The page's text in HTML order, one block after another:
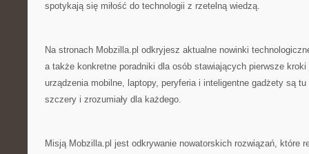
spotykają się miłość do technologii z rzetelną wiedzą.
Na stronach Mobzilla.pl odkryjesz aktualne nowinki
a także konkretne poradniki dla osób stawiających pierwsze kroki
urządzenia mobilne, laptopy, peryferia i inteligentne gadżety są
szczery i zrozumiały dla każdego.
Misją Mobzilla.pl jest odkrywanie nowatorskich rozwiązań, które